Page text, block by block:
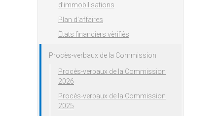
d’immobilisations
Plan d’affaires
Ètats financiers vèrifiès
Procès-verbaux de la Commission
Procès-verbaux de la Commission
2026
Procès-verbaux de la Commission
2025